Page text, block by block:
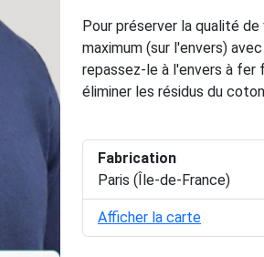
Pour préserver la qualité
maximum (sur l'envers)
repassez-le à l'envers à fer
éliminer les résidus du
Fabrication
Paris (Île-de-France)
Afficher la carte